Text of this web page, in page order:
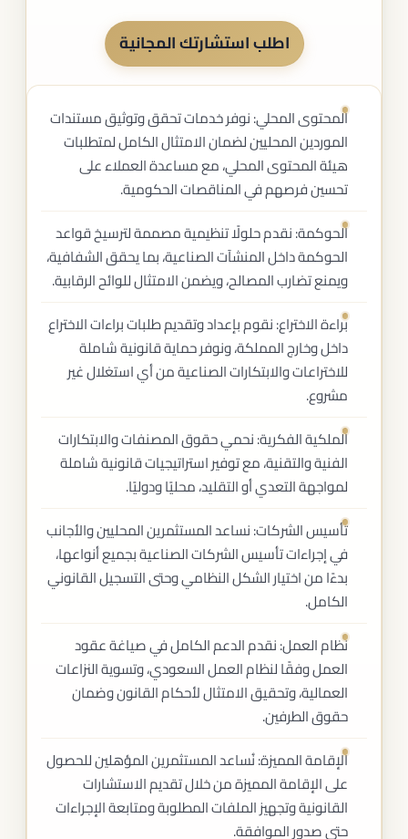
اطلب استشارتك المجانية
المحتوى المحلي: نوفر خدمات تحقق وتوثيق مستندات
الموردين المحليين لضمان الامتثال الكامل لمتطلبات
هيئة المحتوى المحلي، مع مساعدة العملاء على
تحسين فرصهم في المناقصات الحكومية.
الحوكمة: نقدم حلولًا تنظيمية مصممة لترسيخ قواعد
الحوكمة داخل المنشآت الصناعية، بما يحقق الشفافية،
ويمنع تضارب المصالح، ويضمن الامتثال للوائح الرقابية.
براءة الاختراع: نقوم بإعداد وتقديم طلبات براءات الاختراع
داخل وخارج المملكة، ونوفر حماية قانونية شاملة
للاختراعات والابتكارات الصناعية من أي استغلال غير
مشروع.
الملكية الفكرية: نحمي حقوق المصنفات والابتكارات
الفنية والتقنية، مع توفير استراتيجيات قانونية شاملة
لمواجهة التعدي أو التقليد، محليًا ودوليًا.
تأسيس الشركات: نساعد المستثمرين المحليين والأجانب
في إجراءات تأسيس الشركات الصناعية بجميع أنواعها،
بدءًا من اختيار الشكل النظامي وحتى التسجيل القانوني
الكامل.
نظام العمل: نقدم الدعم الكامل في صياغة عقود
العمل وفقًا لنظام العمل السعودي، وتسوية النزاعات
العمالية، وتحقيق الامتثال لأحكام القانون وضمان
حقوق الطرفين.
الإقامة المميزة: نُساعد المستثمرين المؤهلين للحصول
على الإقامة المميزة من خلال تقديم الاستشارات
القانونية وتجهيز الملفات المطلوبة ومتابعة الإجراءات
حتى صدور الموافقة.